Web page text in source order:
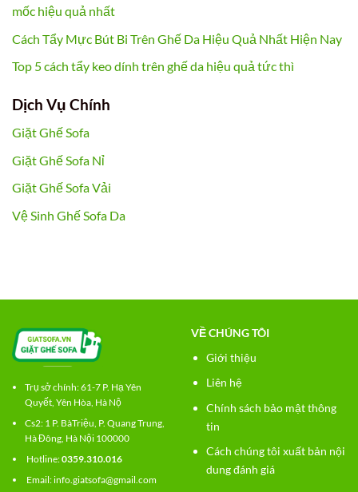
mốc hiệu quả nhất
Cách Tẩy Mực Bút Bi Trên Ghế Da Hiệu Quả Nhất Hiện Nay
Top 5 cách tẩy keo dính trên ghế da hiệu quả tức thì
Dịch Vụ Chính
Giặt Ghế Sofa
Giặt Ghế Sofa Nỉ
Giặt Ghế Sofa Vải
Vệ Sinh Ghế Sofa Da
Trụ sở chính: 61-7 P. Hạ Yên
Quyết, Yên Hòa, Hà Nộ
Cs2: 1 P. BàTriệu, P. Quang Trung,
Hà Đông, Hà Nội 100000
Hotline:0359.310.016
Email: info.giatsofa@gmail.com
VỀ CHÚNG TÔI
Giới thiệu
Liên hệ
Chính sách bảo mật thông
tin
Cách chúng tôi xuất bản nội
dung đánh giá